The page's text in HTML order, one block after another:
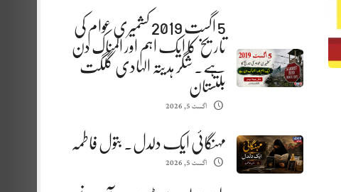
5 اگست 2019 کشمیری عوام کی
تاریخ کا ایک اہم اور المناک دن
ہے. شگر ہدیتہ الہادی گلگت
بلتستان
اگست 5, 2026
مہنگائی ایک دلدل. بتول فاطمہ
اگست 5, 2026